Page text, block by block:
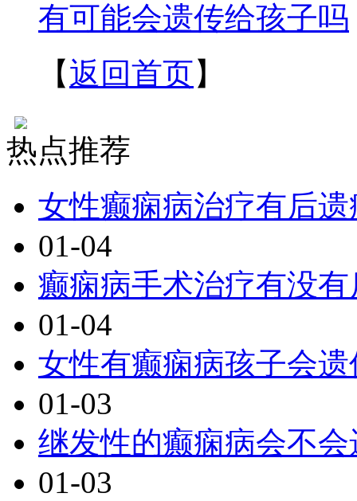
有可能会遗传给孩子吗
【返回首页】
热点推荐
女性癫痫病治疗有后遗
01-04
癫痫病手术治疗有没
01-04
女性有癫痫病孩子会遗
01-03
继发性的癫痫病会不会
01-03